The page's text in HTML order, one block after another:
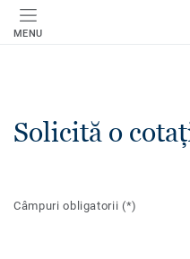
MENU
Solicită o
Câmpuri obligatorii(*)